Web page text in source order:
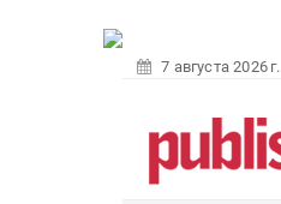
7 августа 2026 г.